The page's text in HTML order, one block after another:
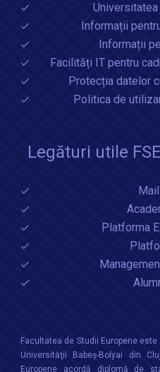
Informații
Informații
Facilități IT pentru
Protecția datelor
Politica de
Legături utile FSE
Platforma
Facultatea de Studii Europene
Universităţii Babeș-Bolyai din
Europene acordă diplomă de